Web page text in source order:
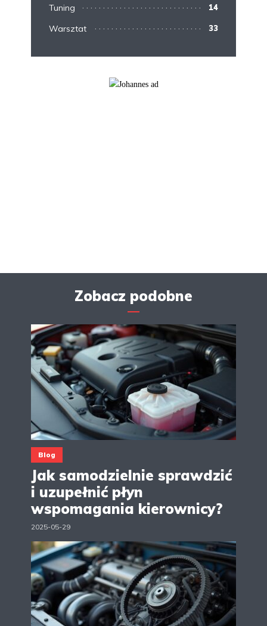
Tuning 14
Warsztat 33
Zobacz podobne
Blog
Jak samodzielnie sprawdzić
i uzupełnić płyn
wspomagania kierownicy?
2025-05-29